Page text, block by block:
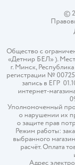
©
Общество с
«Детмир БЕЛ» ).
г. Минск,
регистрации №
запись в ЕГР
интернет-
Уполномоченный
о нарушении их
о защите прав
Режим работы:
выбранного
расчёт. Оплата
Адрес